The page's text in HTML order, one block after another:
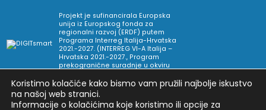
Projekt je sufinancirala Europska
unija iz Europskog fonda za
regionalni razvoj (ERDF) putem
Programa Interreg Italija-Hrvatska
2021.-2027. (INTERREG VI-A Italija –
Hrvatska 2021.-2027., Program
prekogranične suradnje u okviru
Arhiva novosti Uvjeti korištenja Impressum
Koristimo kolačiće kako bismo vam pružili najbolje iskustvo
na našoj web stranici.
Informacije o kolačićima koje koristimo ili opcije za